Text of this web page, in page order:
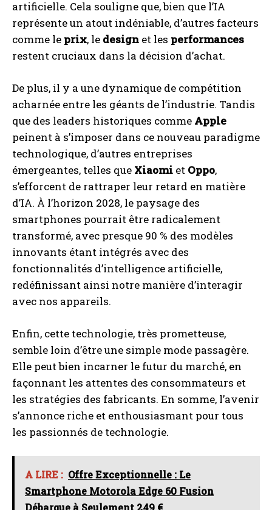
artificielle. Cela souligne que, bien que l’IA
représente un atout indéniable, d’autres facteurs
comme le prix, le design et les performances
restent cruciaux dans la décision d’achat.
De plus, il y a une dynamique de compétition
acharnée entre les géants de l’industrie. Tandis
que des leaders historiques comme Apple
peinent à s’imposer dans ce nouveau paradigme
technologique, d’autres entreprises
émergeantes, telles que Xiaomi et Oppo,
s’efforcent de rattraper leur retard en matière
d’IA. À l’horizon 2028, le paysage des
smartphones pourrait être radicalement
transformé, avec presque 90 % des modèles
innovants étant intégrés avec des
fonctionnalités d’intelligence artificielle,
redéfinissant ainsi notre manière d’interagir
avec nos appareils.
Enfin, cette technologie, très prometteuse,
semble loin d’être une simple mode passagère.
Elle peut bien incarner le futur du marché, en
façonnant les attentes des consommateurs et
les stratégies des fabricants. En somme, l’avenir
s’annonce riche et enthousiasmant pour tous
les passionnés de technologie.
A LIRE : Offre Exceptionnelle : Le
Smartphone Motorola Edge 60 Fusion
Débarque à Seulement 249 €